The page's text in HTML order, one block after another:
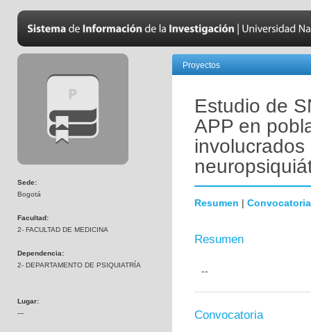
Sede:
Bogotá
Facultad:
2- FACULTAD DE MEDICINA
Dependencia:
2- DEPARTAMENTO DE PSIQUIATRÍA
Lugar:
---
Proyectos
Estudio de
APP en
Resumen | Convocatoria
Resumen
--
Convocatoria